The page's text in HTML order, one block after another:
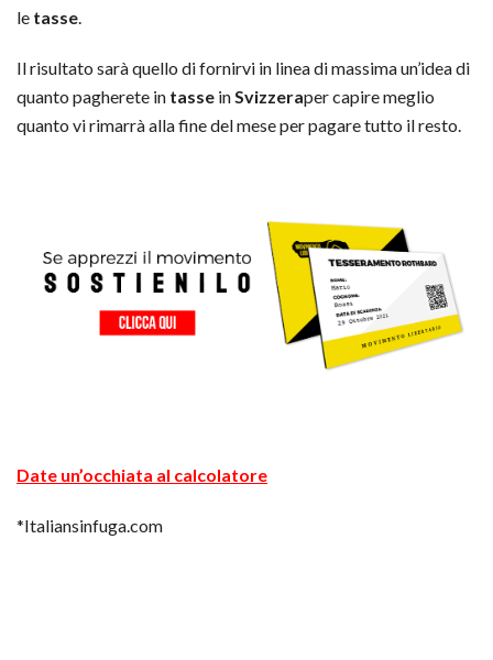
le tasse.
Il risultato sarà quello di fornirvi in linea di massima un’idea di
quanto pagherete in tasse inSvizzeraper capire meglio
quanto vi rimarrà alla fine del mese per pagare tutto il resto.
Date un’occhiata al calcolatore
*Italiansinfuga.com